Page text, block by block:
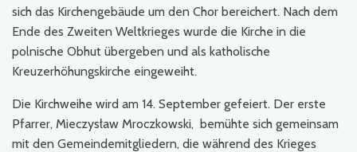
sich das Kirchengebäude um den Chor bereichert. Nach dem
Ende des Zweiten Weltkrieges wurde die Kirche in die
polnische Obhut übergeben und als katholische
Kreuzerhöhungskirche eingeweiht.
Die Kirchweihe wird am 14. September gefeiert. Der erste
Pfarrer, Mieczysław Mroczkowski, bemühte sich gemeinsam
mit den Gemeindemitgliedern, die während des Krieges